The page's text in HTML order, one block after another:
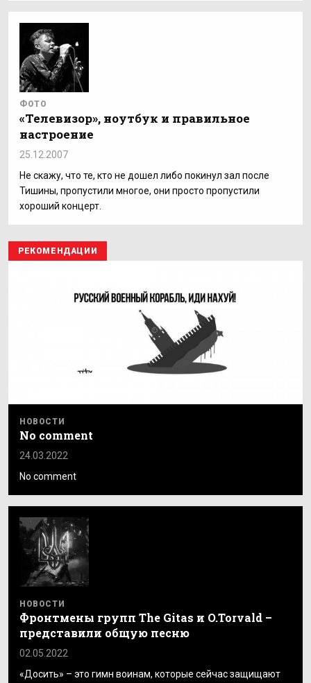
ФОТО
«Телевизор», ноутбук и правильное
настроение
25.12.2007
Не скажу, что те, кто не дошел либо покинул зал после
Тишины, пропустили многое, они просто пропустили
хороший концерт.
РЕКОМЕНДАЦИИ
НОВОСТИ
No comment
24.03.2022
No comment
НОВОСТИ
Фронтмены групп The Gitas и O.Torvald –
представили общую песню
02.05.2022
«Досить» – это гимн воинам, которые сейчас защищают